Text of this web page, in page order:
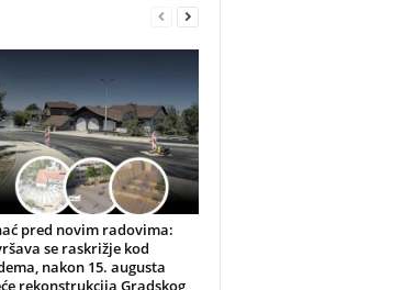
pred novim radovima:
se raskrižje kod
nakon 15. augusta
rekonstrukcija Gradskog